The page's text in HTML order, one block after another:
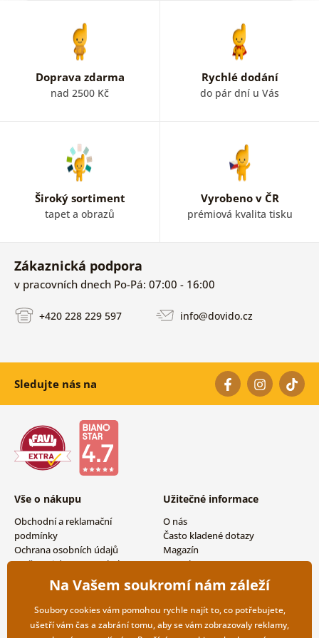
Doprava zdarma
nad 2500 Kč
Rychlé dodání
do pár dní u Vás
Široký sortiment
tapet a obrazů
Vyrobeno v ČR
prémiová kvalita tisku
Zákaznická podpora
v pracovních dnech Po-Pá: 07:00 - 16:00
+420 228 229 597 info@dovido.cz
Sledujte nás na
Vše o nákupu
Obchodní a reklamační
podmínky
Ochrana osobních údajů
Možnosti dopravy a platby
Vrácení zboží
Užitečné informace
O nás
Často kladené dotazy
Magazín
Kontakty
Velkoobchodní spolupráce
Na Vašem soukromí nám záleží
Soubory cookies vám pomohou rychle najít to, co potřebujete,
ušetří vám čas a zabrání tomu, aby se vám zobrazovaly reklamy,